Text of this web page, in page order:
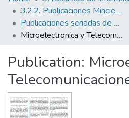
All of DSpace
Statistics
3.2.2. Publicaciones Minciencias
Publicaciones seriadas de Minciencias
Microelectronica y Telecomunicaciones
Publication: